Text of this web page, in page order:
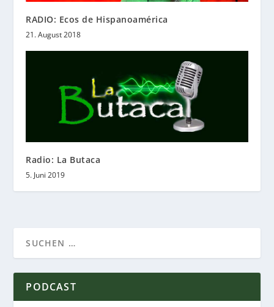
RADIO: Ecos de Hispanoamérica
21. August 2018
Radio: La Butaca
5. Juni 2019
PODCAST